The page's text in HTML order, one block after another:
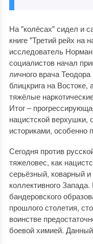
На "колёсах" сидел и
книге "Третий рейх на
исследователь
социалистов начал
личного врача
блицкрига на
тяжёлые
Итог –
нацистской верхушки,
историками, особенно
Сегодня против
тяжеловес, как
серьёзный, коварный
коллективного
бандеровского
прошлого столетия,
воинстве
боевой химией.